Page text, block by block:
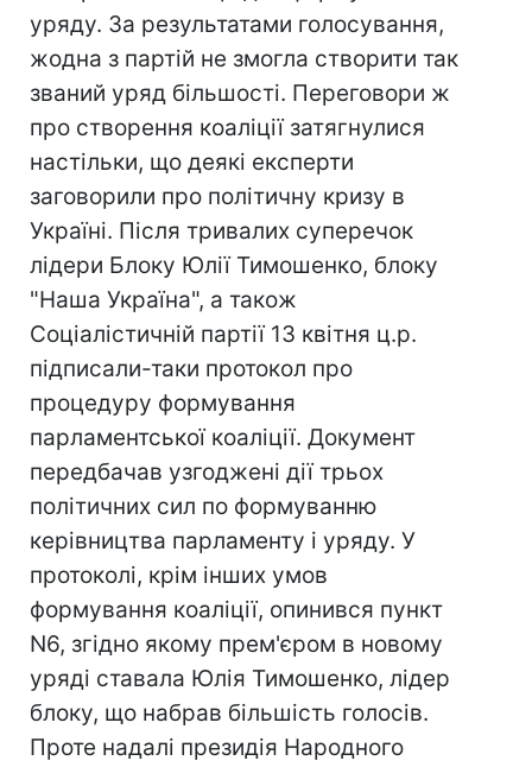
уряду. За результатами голосування,
жодна з партій не змогла створити так
званий уряд більшості. Переговори ж
про створення коаліції затягнулися
настільки, що деякі експерти
заговорили про політичну кризу в
Україні. Після тривалих суперечок
лідери Блоку Юлії Тимошенко, блоку
"Наша Україна", а також
Соціалістичній партії 13 квітня ц.р.
підписали-таки протокол про
процедуру формування
парламентської коаліції. Документ
передбачав узгоджені дії трьох
політичних сил по формуванню
керівництва парламенту і уряду. У
протоколі, крім інших умов
формування коаліції, опинився пункт
N6, згідно якому прем'єром в новому
уряді ставала Юлія Тимошенко, лідер
блоку, що набрав більшість голосів.
Проте надалі президія Народного